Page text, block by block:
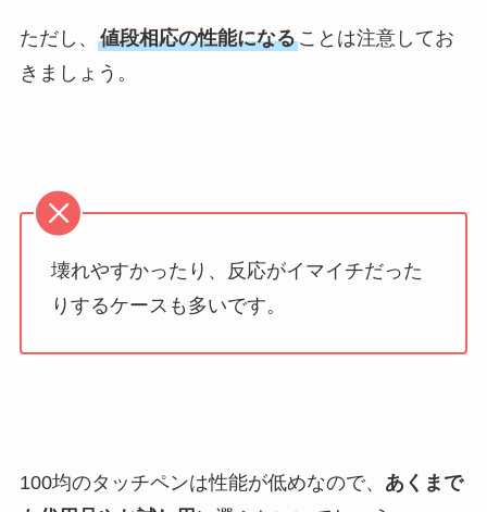
ただし、 値段相応の性能になることは注意してお
きましょう。
壊れやすかったり、反応がイマイチだった
りするケースも多いです。
100均のタッチペンは性能が低めなので、 あくまで